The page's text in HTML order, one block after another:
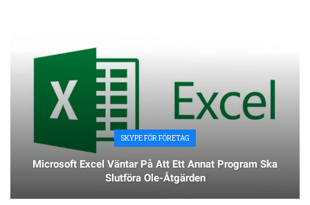
SKYPE FÖR FÖRETAG
Microsoft Excel Väntar På Att Ett Annat Program Ska
Slutföra Ole-Åtgärden